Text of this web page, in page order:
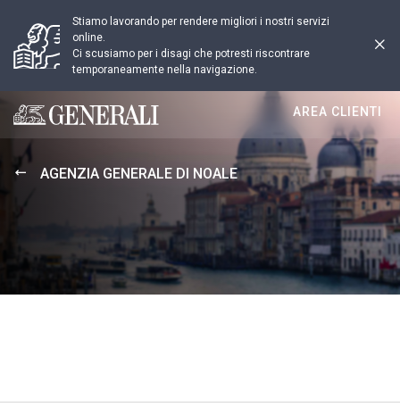
Stiamo lavorando per rendere migliori i nostri servizi
online.
Ci scusiamo per i disagi che potresti riscontrare
temporaneamente nella navigazione.
Generali logo
AREA CLIENTI
AGENZIA GENERALE DI NOALE